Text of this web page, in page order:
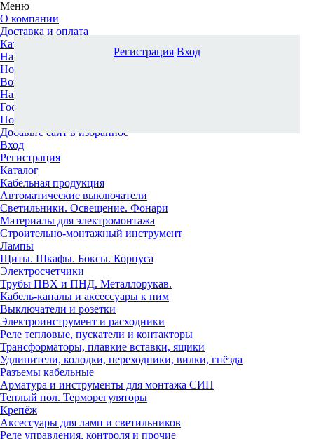
Меню
О компании
Доставка и оплата
Каталог
Наши офисы
Новости и новинки
Вопрос-ответ
Наша команда
Гос. заказчикам
Поставщикам
Добавьте сайт в избранное
Вход
Регистрация
Каталог
Кабельная продукция
Автоматические выключатели
Светильники. Освещение. Фонари
Материалы для электромонтажа
Строительно-монтажный инструмент
Лампы
Щиты. Шкафы. Боксы. Корпуса
Электросчетчики
Трубы ПВХ и ПНД. Металлорукав.
Кабель-каналы и аксессуары к ним
Выключатели и розетки
Электроинструмент и расходники
Реле тепловые, пускатели и контакторы
Трансформаторы, плавкие вставки, ящики
Удлинители, колодки, переходники, вилки, гнёзда
Разъемы кабельные
Арматура и инструменты для монтажа СИП
Теплый пол. Терморегуляторы
Крепёж
Аксессуары для ламп и светильников
Реле управления, контроля и прочие
Регистрация Вход